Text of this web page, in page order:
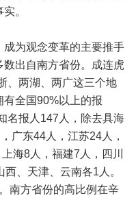
。
为观念变革的主要推手
出自南方省份。成连虎
、两湖、两广这三个地
有全国90%以上的报
名报人147人，除去具海
广东44人，江苏24人，
海8人，福建7人，四川
、天津、云南各1人。
南方省份的高比例在辛